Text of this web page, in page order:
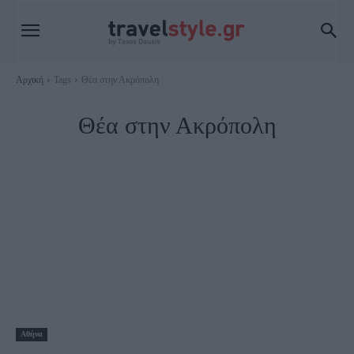
Αρχική Tags Θέα στην Ακρόπολη
Θέα στην Ακρόπολη
Αθήνα